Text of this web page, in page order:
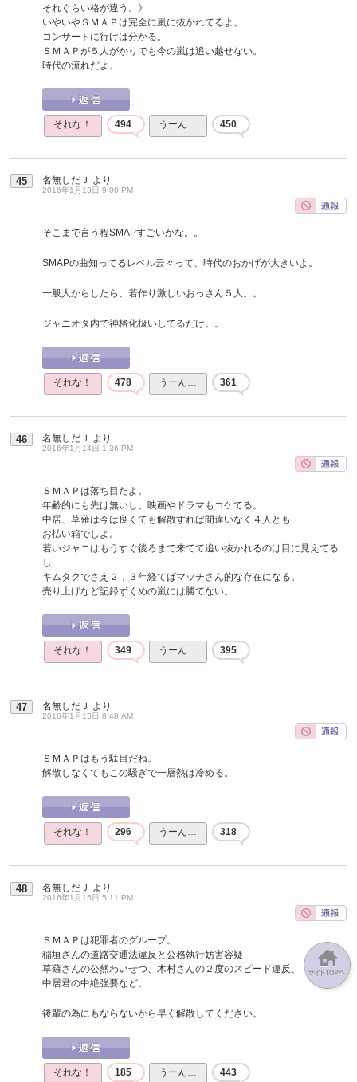
それぐらい格が違う。》
いやいやＳＭＡＰは完全に嵐に抜かれてるよ。
コンサートに行けば分かる。
ＳＭＡＰが５人がかりでも今の嵐は追い越せない。
時代の流れだよ。
それな！ 494 うーん… 450
45 名無しだＪ より
2016年1月13日 9:00 PM
そこまで言う程SMAPすごいかな。。
SMAPの曲知ってるレベル云々って、時代のおかげが大きいよ。
一般人からしたら、若作り激しいおっさん５人。。
ジャニオタ内で神格化扱いしてるだけ。。
それな！ 478 うーん… 361
46 名無しだＪ より
2016年1月14日 1:36 PM
ＳＭＡＰは落ち目だよ。
年齢的にも先は無いし、映画やドラマもコケてる。
中居、草薙は今は良くても解散すれば間違いなく４人とも
お払い箱でしよ。
若いジャニはもうすぐ後ろまで来てて追い抜かれるのは目に見えてる
し
キムタクでさえ２，３年経てばマッチさん的な存在になる。
売り上げなど記録ずくめの嵐には勝てない。
それな！ 349 うーん… 395
47 名無しだＪ より
2016年1月15日 8:48 AM
ＳＭＡＰはもう駄目だね。
解散しなくてもこの騒ぎで一層熱は冷める。
それな！ 296 うーん… 318
48 名無しだＪ より
2016年1月15日 5:11 PM
ＳＭＡＰは犯罪者のグループ。
稲垣さんの道路交通法違反と公務執行妨害容疑
草薙さんの公然わいせつ、木村さんの２度のスピード違反、
中居君の中絶強要など。
後輩の為にもならないから早く解散してください。
それな！ 185 うーん… 443